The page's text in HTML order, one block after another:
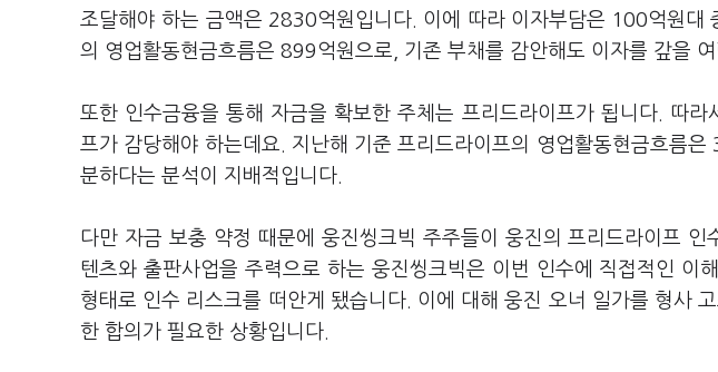
조달해야 하는 금액은 2830억원입니다. 이에 따라 이자부담은 100억원대
의 영업활동현금흐름은 899억원으로, 기존 부채를 감안해도 이자를 갚을 여
또한 인수금융을 통해 자금을 확보한 주체는 프리드라이프가 됩니다. 따
프가 감당해야 하는데요. 지난해 기준 프리드라이프의 영업활동현금흐름
분하다는 분석이 지배적입니다.
다만 자금 보충 약정 때문에 웅진씽크빅 주주들이 웅진의 프리드라이프
텐츠와 출판사업을 주력으로 하는 웅진씽크빅은 이번 인수에 직접적인 이
형태로 인수 리스크를 떠안게 됐습니다. 이에 대해 웅진 오너 일가를 형사
한 합의가 필요한 상황입니다.